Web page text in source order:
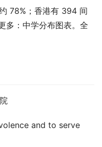
78%；香港有 394 间
多：中学分布图表。全
and to serve